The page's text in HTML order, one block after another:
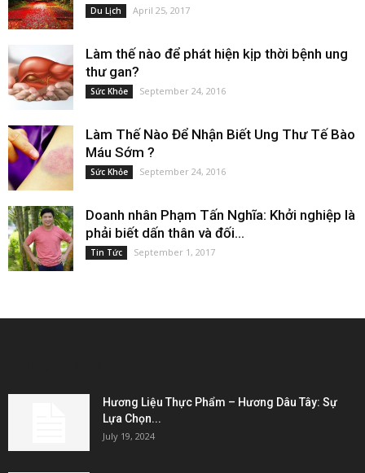
Du Lịch April 25, 2017
Làm thế nào để phát hiện kịp thời bệnh ung
thư gan?
Sức Khỏe September 24, 2016
Làm Thế Nào Để Nhận Biết Ung Thư Tế Bào
Máu Sớm ?
Sức Khỏe September 24, 2016
Doanh nhân Phạm Tấn Nghĩa: Khởi nghiệp là
phải biết dấn thân và đối...
Tin Tức September 1, 2017
Hương Liệu Thực Phẩm – Hương Dâu Tây: Sự
Lựa Chọn...
July 19, 2024